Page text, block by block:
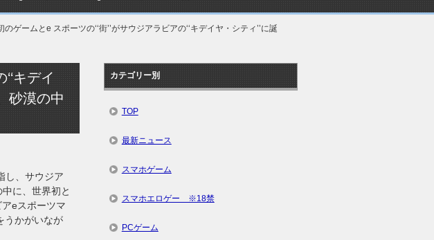
のゲームとe スポーツの‘‘街’’がサウジアラビアの‘‘キデイヤ・シティ’’に誕
キデイ
砂漠の中
し、サウジア
に、世界初と
eスポーツマ
うかがいなが
カテゴリー別
TOP
最新ニュース
スマホゲーム
スマホエロゲー ※18禁
PCゲーム